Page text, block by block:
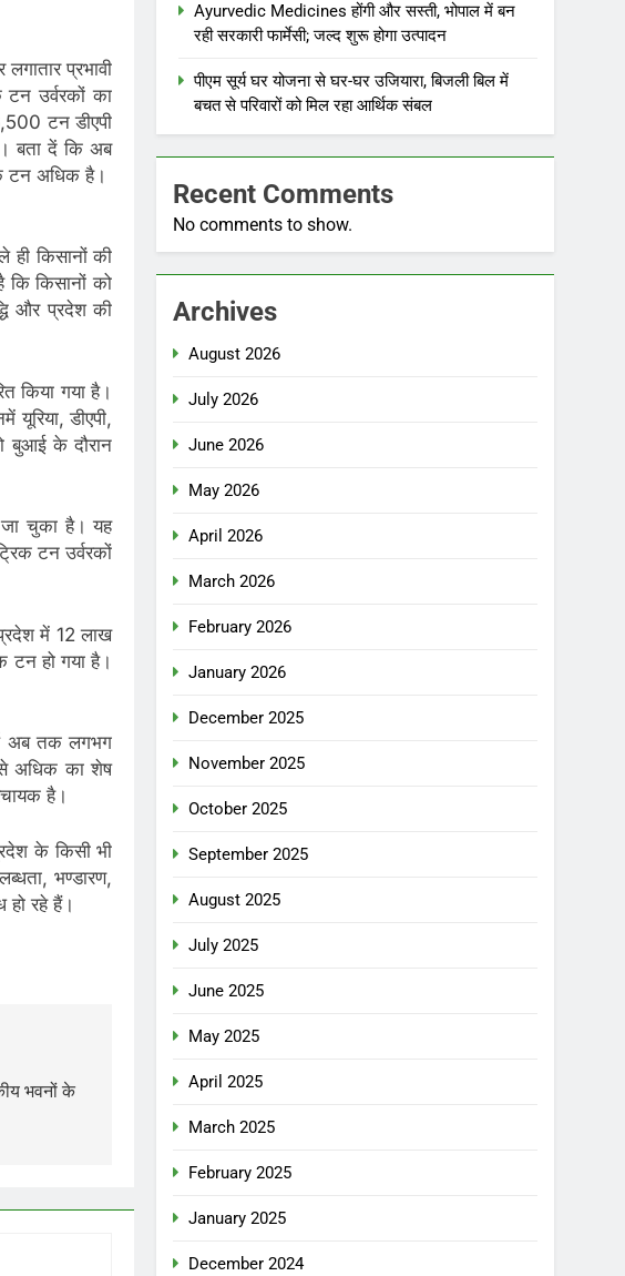
प्रभावी
उर्वरकों का
टन डीएपी
बता दें कि अब
टन अधिक है।
ही किसानों की
कि किसानों को
और प्रदेश की
किया गया है।
डीएपी,
बुआई के दौरान
चुका है। यह
टन उर्वरकों
में 12 लाख
टन हो गया है।
अब तक लगभग
अधिक का शेष
है।
के किसी भी
भण्डारण,
हो रहे हैं।
भवनों के
Ayurvedic Medicines होंगी और सस्ती, भोपाल में बन
रही सरकारी फार्मेसी; जल्द शुरू होगा उत्पादन
पीएम सूर्य घर योजना से घर-घर उजियारा, बिजली बिल में
बचत से परिवारों को मिल रहा आर्थिक संबल
Recent Comments
No comments to show.
Archives
August 2026
July 2026
June 2026
May 2026
April 2026
March 2026
February 2026
January 2026
December 2025
November 2025
October 2025
September 2025
August 2025
July 2025
June 2025
May 2025
April 2025
March 2025
February 2025
January 2025
December 2024